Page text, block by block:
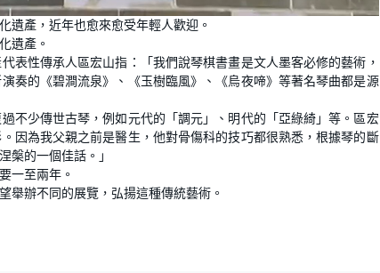
遺產，近年也愈來愈受年輕人歡迎。
遺產。
表性傳承人區宏山指：「我們說琴棋書畫是文人墨客必修的藝術，
奏的《碧澗流泉》、《玉樹臨風》、《烏夜啼》等著名琴曲都是源
不少傳世古琴，例如元代的「調元」、明代的「亞綠綺」等。區宏
因為我父親之前是醫生，他對骨傷科的技巧都很熟悉，根據琴的斷
槃的一個佳話。」
一至兩年。
舉辦不同的展覽，弘揚這種傳統藝術。